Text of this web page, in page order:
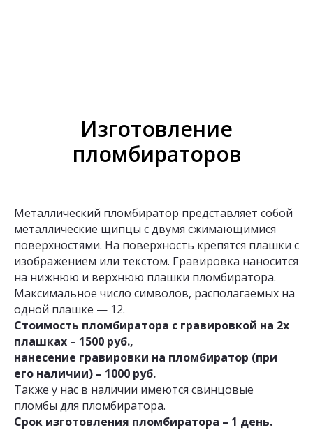
Изготовление
пломбираторов
Металлический пломбиратор представляет собой
металлические щипцы с двумя сжимающимися
поверхностями. На поверхность крепятся плашки с
изображением или текстом. Гравировка наносится
на нижнюю и верхнюю плашки пломбиратора.
Максимальное число символов, располагаемых на
одной плашке — 12.
Стоимость пломбиратора с гравировкой на 2х
плашках – 1500 руб.,
нанесение гравировки на пломбиратор (при
его наличии) – 1000 руб.
Также у нас в наличии имеются свинцовые
пломбы для пломбиратора.
Срок изготовления пломбиратора – 1 день.